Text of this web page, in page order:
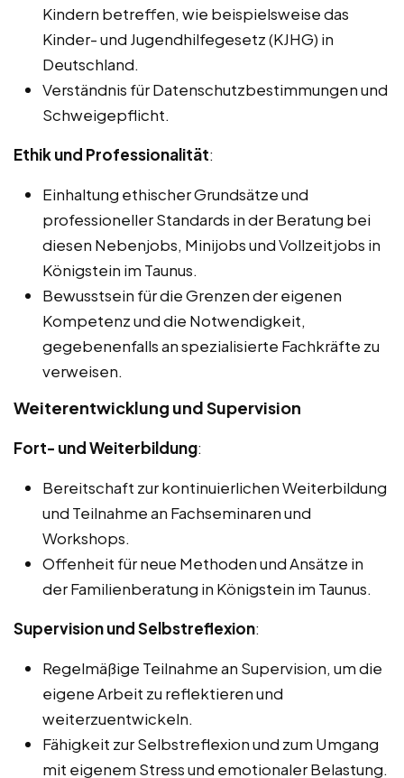
Kindern betreffen, wie beispielsweise das
Kinder- und Jugendhilfegesetz (KJHG) in
Deutschland.
Verständnis für Datenschutzbestimmungen und
Schweigepflicht.
Ethik und Professionalität:
Einhaltung ethischer Grundsätze und
professioneller Standards in der Beratung bei
diesen Nebenjobs, Minijobs und Vollzeitjobs in
Königstein im Taunus.
Bewusstsein für die Grenzen der eigenen
Kompetenz und die Notwendigkeit,
gegebenenfalls an spezialisierte Fachkräfte zu
verweisen.
Weiterentwicklung und Supervision
Fort- und Weiterbildung:
Bereitschaft zur kontinuierlichen Weiterbildung
und Teilnahme an Fachseminaren und
Workshops.
Offenheit für neue Methoden und Ansätze in
der Familienberatung in Königstein im Taunus.
Supervision und Selbstreflexion:
Regelmäßige Teilnahme an Supervision, um die
eigene Arbeit zu reflektieren und
weiterzuentwickeln.
Fähigkeit zur Selbstreflexion und zum Umgang
mit eigenem Stress und emotionaler Belastung.